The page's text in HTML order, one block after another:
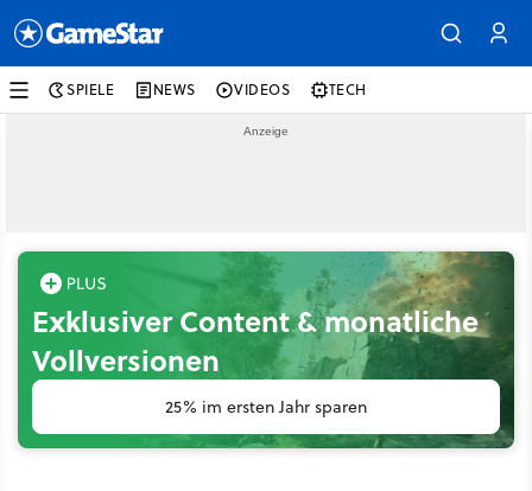
SPIELE NEWS VIDEOS TECH
Exklusiver Content & monatliche
Vollversionen
25% im ersten Jahr sparen